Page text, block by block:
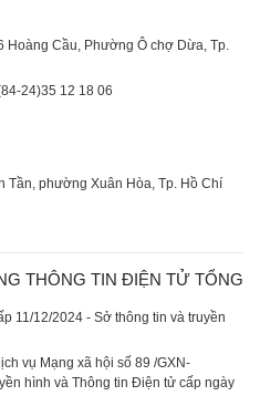
Hoàng Cầu, Phường Ô chợ Dừa, Tp.
(84-24)35 12 18 06
Tần, phường Xuân Hòa, Tp. Hồ Chí
THÔNG TIN ĐIỆN TỬ TỔNG
11/12/2024 - Sở thông tin và truyền
vụ Mạng xã hội số 89 /GXN-
hình và Thông tin Điện tử cấp ngày